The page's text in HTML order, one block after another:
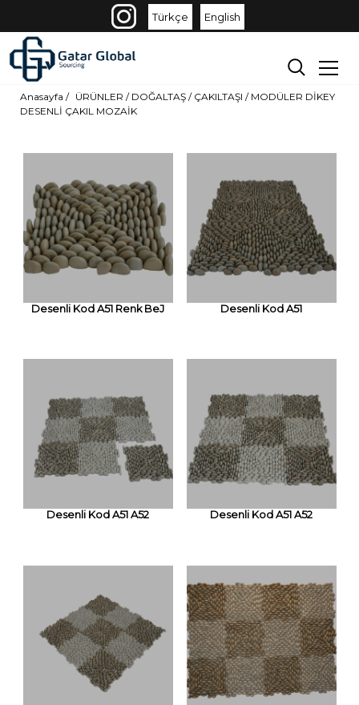
Türkçe English
Anasayfa / ÜRÜNLER / DOĞALTAŞ / ÇAKILTAŞI / MODÜLER DİKEY
DESENLİ ÇAKIL MOZAİK
Desenli Kod A51 Renk BeJ Desenli Kod A51
Desenli Kod A51 A52 Desenli Kod A51 A52